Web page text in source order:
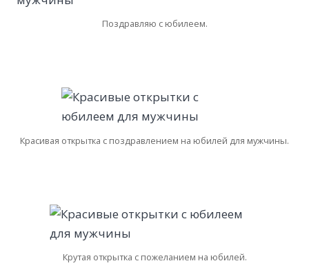
Поздравляю с юбилеем.
Красивая открытка с поздравлением на юбилей для мужчины.
Крутая открытка с пожеланием на юбилей.